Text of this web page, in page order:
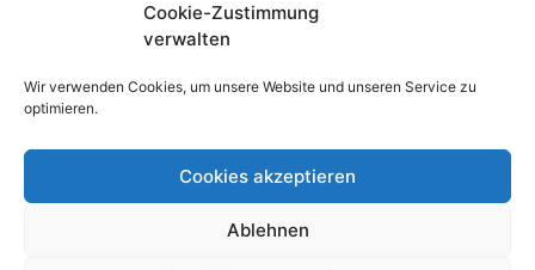
Cookie-Zustimmung
verwalten
Wir verwenden Cookies, um unsere Website und unseren Service zu
optimieren.
Cookies akzeptieren
Ablehnen